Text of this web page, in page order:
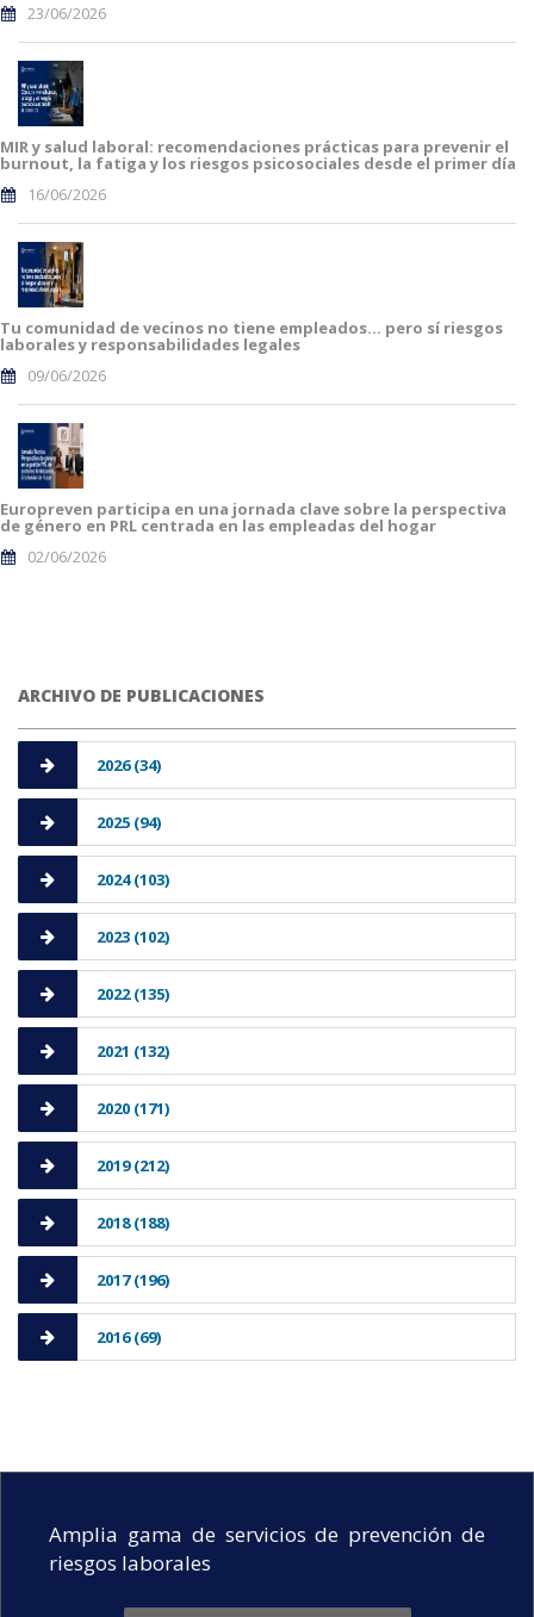
23/06/2026
MIR y salud laboral: recomendaciones prácticas para prevenir el
burnout, la fatiga y los riesgos psicosociales desde el primer día
16/06/2026
Tu comunidad de vecinos no tiene empleados… pero sí riesgos
laborales y responsabilidades legales
09/06/2026
Europreven participa en una jornada clave sobre la perspectiva
de género en PRL centrada en las empleadas del hogar
02/06/2026
ARCHIVO DE PUBLICACIONES
2026 (34)
2025 (94)
2024 (103)
2023 (102)
2022 (135)
2021 (132)
2020 (171)
2019 (212)
2018 (188)
2017 (196)
2016 (69)
Amplia gama de servicios de prevención de
riesgos laborales